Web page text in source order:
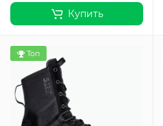
Купить
Топ